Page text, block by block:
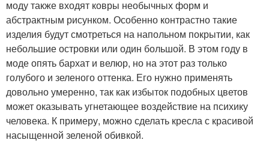
моду также входят ковры необычных форм и
абстрактным рисунком. Особенно контрастно такие
изделия будут смотреться на напольном покрытии, как
небольшие островки или один большой. В этом году в
моде опять бархат и велюр, но на этот раз только
голубого и зеленого оттенка. Его нужно применять
довольно умеренно, так как избыток подобных цветов
может оказывать угнетающее воздействие на психику
человека. К примеру, можно сделать кресла с красивой
насыщенной зеленой обивкой.